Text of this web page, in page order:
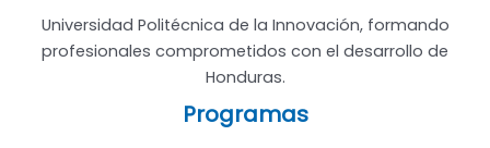
Universidad Politécnica de la Innovación, formando
profesionales comprometidos con el desarrollo de
Honduras.
Programas